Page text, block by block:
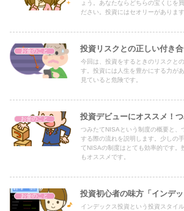
ょう。あなたならどちらの宝くじを
ださい。投資にはセオリーがあります
お金のこと 投資リスクとの正しい付き
今回は、投資をするときのリスクと
す。投資には人生を豊かにする力が
見ていると危険です。
お金のこと 投資デビューにオススメ！
つみたてNISAという制度の概要と、
する際の流れを説明します。少しの
てNISAの制度はとても効率的です。
もオススメです。
お金のこと 投資初心者の味方「インデ
インデックス投資という投資スタイ